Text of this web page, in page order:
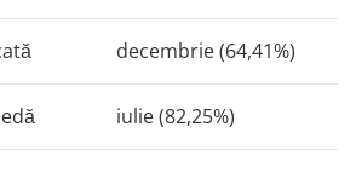
decembrie (64,41%)
iulie (82,25%)